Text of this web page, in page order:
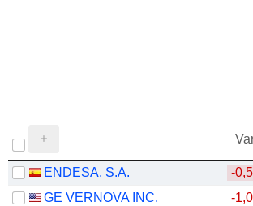
ENDESA, S.A. -
GE VERNOVA INC.
-